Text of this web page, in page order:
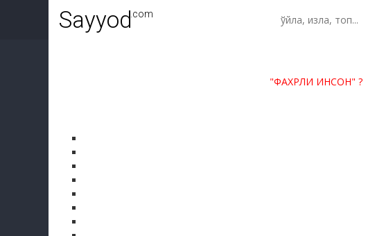
Sayyod.com
"ФАХРЛИ ИНСОН"?